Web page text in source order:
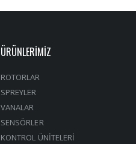
ÜRÜNLERİMİZ
ROTORLAR
SPREYLER
VANALAR
SENSÖRLER
KONTROL ÜNİTELERİ